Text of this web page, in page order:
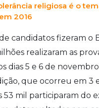
religiosa é o
2016
candidatos fizeram o
realizaram as
dias 5 e 6 de
que ocorreu em 3
mil participaram do